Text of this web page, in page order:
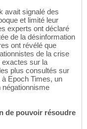
avait signalé des
et limité leur
experts ont déclaré
de la désinformation
ont révélé que
de la crise
exactes sur la
plus consultés sur
Epoch Times, un
négationnisme
de pouvoir résoudre